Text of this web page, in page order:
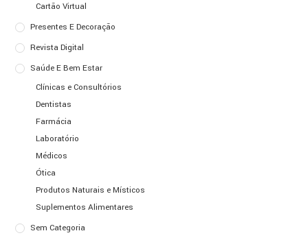
Cartão Virtual
Presentes E Decoração
Revista Digital
Saúde E Bem Estar
Clínicas e Consultórios
Dentistas
Farmácia
Laboratório
Médicos
Ótica
Produtos Naturais e Místicos
Suplementos Alimentares
Sem Categoria